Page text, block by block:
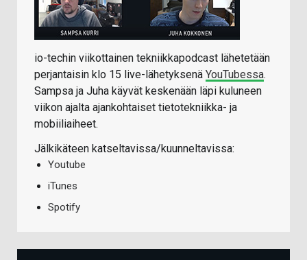
io-techin viikottainen tekniikkapodcast lähetetään
perjantaisin klo 15 live-lähetyksenä YouTubessa.
Sampsa ja Juha käyvät keskenään läpi kuluneen
viikon ajalta ajankohtaiset tietotekniikka- ja
mobiiliaiheet.
Jälkikäteen katseltavissa/kuunneltavissa:
Youtube
iTunes
Spotify